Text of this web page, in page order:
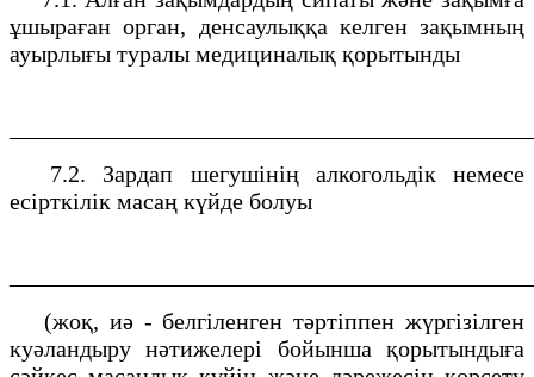
ұшыраған орган, денсаулыққа келген зақымның
ауырлығы туралы медициналық қорытынды
7.2. Зардап шегушінің алкогольдік немесе
есірткілік масаң күйде болуы
(жоқ, иә - белгіленген тәртіппен жүргізілген
куәландыру нәтижелері бойынша қорытындыға